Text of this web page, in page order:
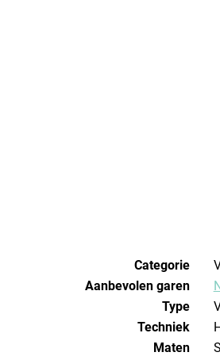
Categorie
Aanbevolen garen
Type
Techniek
Maten